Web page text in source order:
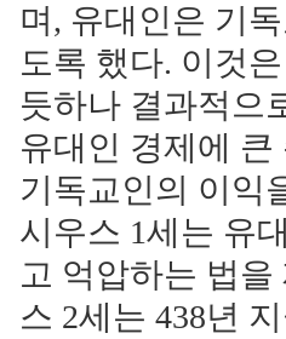
며, 유대인은 기
도록 했다. 이것
듯하나 결과적으
유대인 경제에
기독교인의 이익
시우스 1세는 유
고 억압하는 법
스 2세는 438년